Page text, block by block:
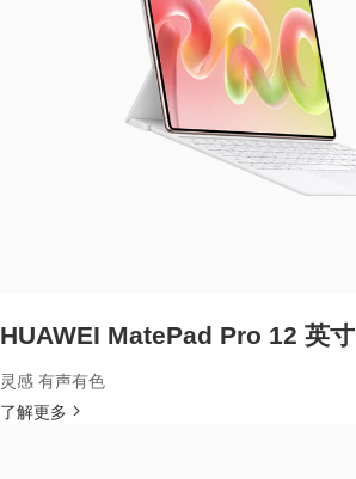
HUAWEI MatePad Pro 12 英寸
灵感 有声有色
了解更多